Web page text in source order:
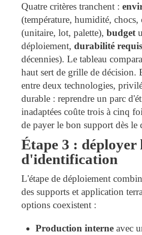
Quatre critères tranchent :
(température, humidité, chocs,
(unitaire, lot, palette), budget
déploiement, durabilité
décennies). Le tableau
haut sert de grille de décision.
entre deux technologies,
durable : reprendre un parc
inadaptées coûte trois à cinq
de payer le bon support dès le
Étape 3 : déployer
d'identification
L'étape de déploiement
des supports et application
options coexistent :
Production interne avec